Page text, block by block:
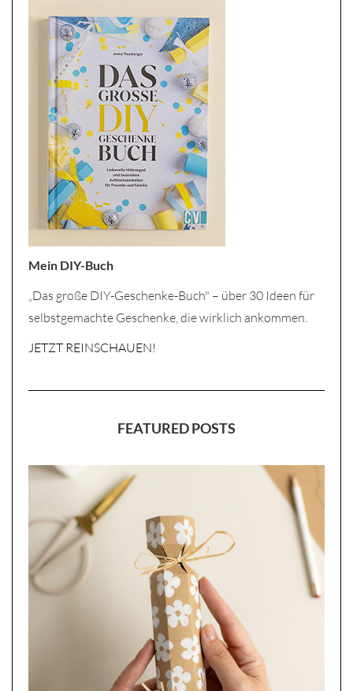
Mein DIY-Buch
„Das große DIY-Geschenke-Buch" – über 30 Ideen für
selbstgemachte Geschenke, die wirklich ankommen.
JETZT REINSCHAUEN!
FEATURED POSTS